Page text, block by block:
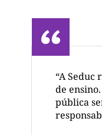
“A
de
pública